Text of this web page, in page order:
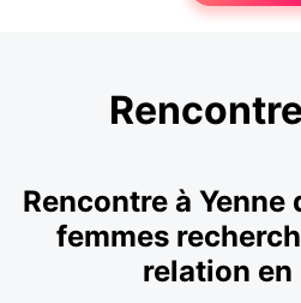
Rencontre à Yenne
femmes
relation en